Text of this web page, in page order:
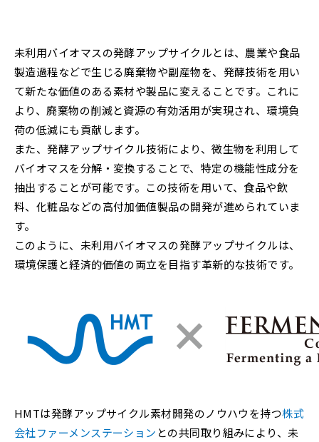
未利用バイオマスの発酵アップサイクルとは、農業や食品
製造過程などで生じる廃棄物や副産物を、発酵技術を用い
て新たな価値のある素材や製品に変えることです。これに
より、廃棄物の削減と資源の有効活用が実現され、環境負
荷の低減にも貢献します。
また、発酵アップサイクル技術により、微生物を利用して
バイオマスを分解・変換することで、特定の機能性成分を
抽出することが可能です。この技術を用いて、食品や飲
料、化粧品などの高付加価値製品の開発が進められていま
す。
このように、未利用バイオマスの発酵アップサイクルは、
環境保護と経済的価値の両立を目指す革新的な技術です。
HMTは発酵アップサイクル素材開発のノウハウを持つ株式
会社ファーメンステーション との共同取り組みにより、未